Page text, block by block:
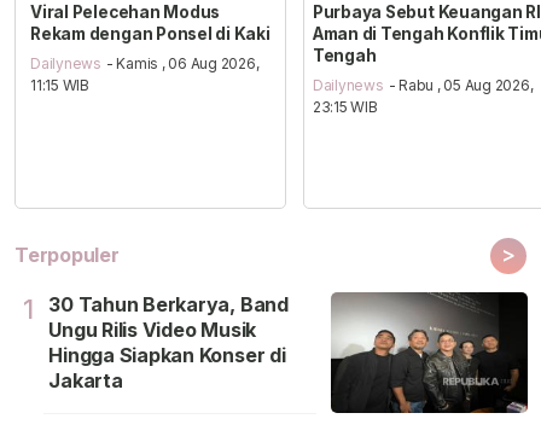
Viral Pelecehan Modus
Rekam dengan Ponsel di Kaki
Dailynews - Kamis , 06 Aug 2026,
11:15 WIB
Purbaya Sebut Keuangan RI
Aman di Tengah Konflik
Tengah
Dailynews - Rabu , 05 Aug 2026,
23:15 WIB
Terpopuler >
1
30 Tahun Berkarya, Band
Ungu Rilis Video Musik
Hingga Siapkan Konser di
Jakarta